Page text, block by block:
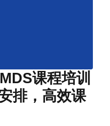
课程培训
排，高效课